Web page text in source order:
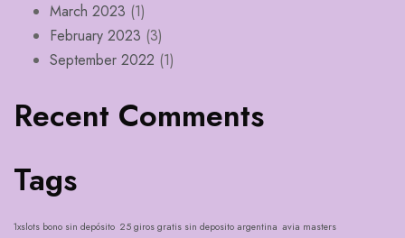
March 2023 (1)
February 2023 (3)
September 2022 (1)
Recent Comments
Tags
1xslots bono sin depósito 25 giros gratis sin deposito argentina avia masters